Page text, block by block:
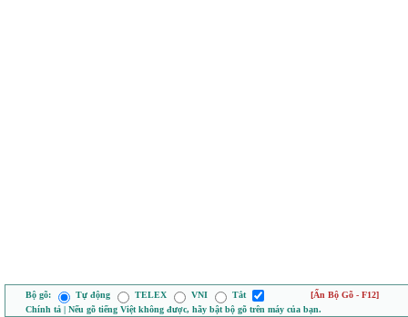
Bộ gõ: Tự động TELEX VNI Tắt
[Ẩn Bộ Gõ - F12]
Chính tả | Nếu gõ tiếng Việt không được, hãy bật bộ gõ trên máy của bạn.